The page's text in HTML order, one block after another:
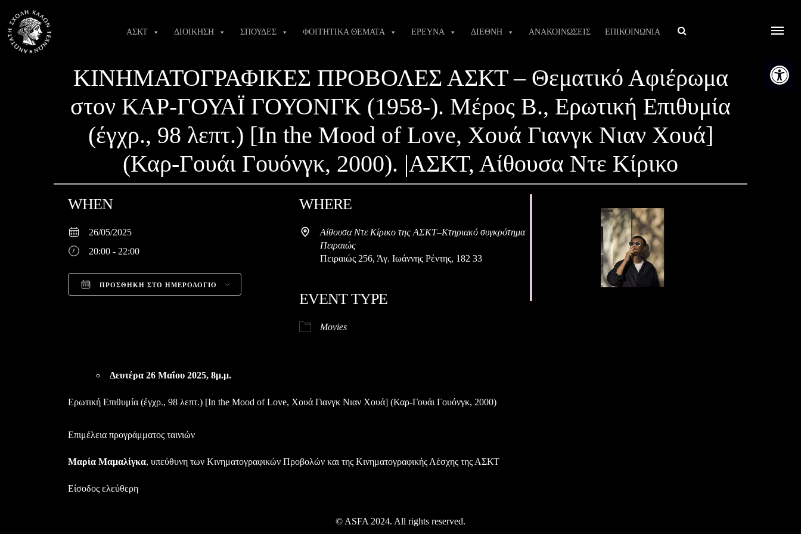
Ανοίξτε
content
ΑΣΚΤ ΔΙΟΙΚΗΣΗ ΣΠΟΥΔΕΣ ΦΟΙΤΗΤΙΚΑ ΘΕΜΑΤΑ ΕΡΕΥΝΑ ΔΙΕΘΝΗ ΑΝΑΚΟΙΝΩΣΕΙΣ ΕΠΙΚΟΙΝΩΝΙΑ Αναζήτηση
ΚΙΝΗΜΑΤΟΓΡΑΦΙΚΕΣ ΠΡΟΒΟΛΕΣ ΑΣΚΤ – Θεματικό Αφιέρωμα
στον ΚΑΡ-ΓΟΥΑΪ ΓΟΥΟΝΓΚ (1958-). Μέρος Β., Ερωτική Επιθυμία
(έγχρ., 98 λεπτ.) [In the Mood of Love, Χουά Γιανγκ Νιαν Χουά]
(Καρ-Γουάι Γουόνγκ, 2000). |ΑΣΚΤ, Αίθουσα Ντε Κίρικο
WHEN
26/05/2025
20:00 - 22:00
ΠΡΟΣΘΉΚΗ ΣΤΟ ΗΜΕΡΟΛΌΓΙΟ
Google Calendar
WHERE
Αίθουσα Ντε Κίρικο της ΑΣΚΤ–Κτηριακό συγκρότημα
Πειραιώς
Πειραιώς 256, Άγ. Ιωάννης Ρέντης, 182 33
EVENT TYPE
Movies
Δευτέρα 26 Mαΐου 2025, 8μ.μ.
Ερωτική Επιθυμία (έγχρ., 98 λεπτ.) [In the Mood of Love, Χουά Γιανγκ Νιαν Χουά] (Καρ-Γουάι Γουόνγκ, 2000)
Επιμέλεια προγράμματος ταινιών
Μαρία Μαμαλίγκα, υπεύθυνη των Κινηματογραφικών Προβολών και της Κινηματογραφικής Λέσχης της ΑΣΚΤ
Είσοδος ελεύθερη
© ASFA 2024. All rights reserved.